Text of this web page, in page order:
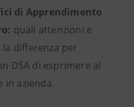
di Apprendimento
quali attenzioni e
differenza per
DSA di esprimere al
in azienda.